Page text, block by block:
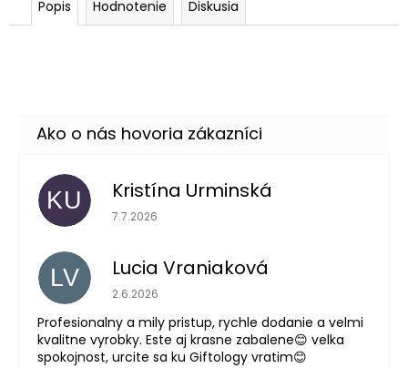
Popis Hodnotenie Diskusia
KU Kristína Urminská
Hodnotenie obchodu je 5 z 5 hviezdičiek.
7.7.2026
LV Lucia Vraniaková
Hodnotenie obchodu je 5 z 5 hviezdičiek.
2.6.2026
Profesionalny a mily pristup, rychle dodanie a velmi
kvalitne vyrobky. Este aj krasne zabalene😊 velka
spokojnost, urcite sa ku Giftology vratim😊